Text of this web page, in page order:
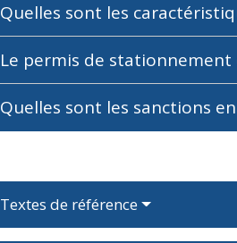
Quelles sont les
Le permis de
Quelles sont les sanctions
Textes de référence